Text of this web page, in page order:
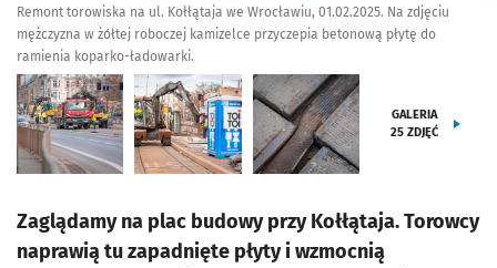
Remont torowiska na ul. Kołłątaja we Wrocławiu, 01.02.2025. Na zdjęciu
mężczyzna w żółtej roboczej kamizelce przyczepia betonową płytę do
ramienia koparko-ładowarki.
GALERIA
25 ZDJĘĆ
Zaglądamy na plac budowy przy Kołłątaja. Torowcy
naprawią tu zapadnięte płyty i wzmocnią